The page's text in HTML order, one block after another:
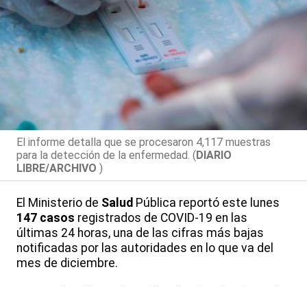
El informe detalla que se procesaron 4,117 muestras
para la detección de la enfermedad. (DIARIO
LIBRE/ARCHIVO )
El Ministerio de Salud Pública reportó este lunes
147 casos registrados de COVID-19 en las
últimas 24 horas, una de las cifras más bajas
notificadas por las autoridades en lo que va del
mes de diciembre.